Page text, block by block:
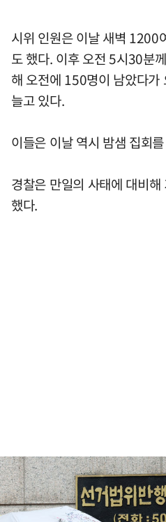
시위 인원은 이날 새벽 1200
도 했다. 이후 오전 5시30분
해 오전에 150명이 남았다가
늘고 있다.
이들은 이날 역시 밤샘 집회
경찰은 만일의 사태에 대비
했다.